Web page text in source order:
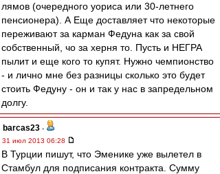
лямов (очередного уориса или 30-летнего
пенсионера). А Еще доставляет что некоторые
переживают за карман Федуна как за свой
собственный, чо за херня то. Пусть и НЕГРА
пылит и еще кого то купят. Нужно чемпионство
- и лично мне без разницы сколько это будет
стоить Федуну - он и так у нас в запредельном
долгу.
barcas23 -
31 июл 2013 06:28
В Турции пишут, что Эменике уже вылетел в
Стамбул для подписания контракта. Сумму